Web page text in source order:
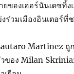
ของเฮอร์นันเดซทิ้
วมเมืองอินเตอร์ที่
Martinez ถู
ของ Milan